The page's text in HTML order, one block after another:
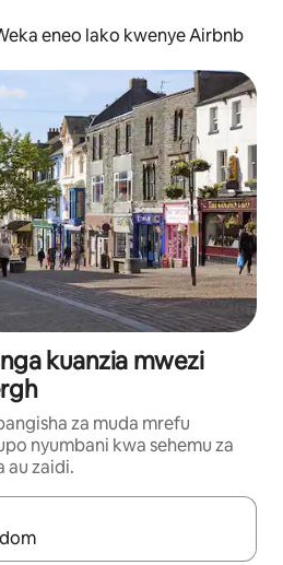
eneo lako kwenye Airbnb
kuanzia mwezi
za muda mrefu
nyumbani kwa sehemu za
au zaidi.
vinjari kwa kutumia vitufe vya